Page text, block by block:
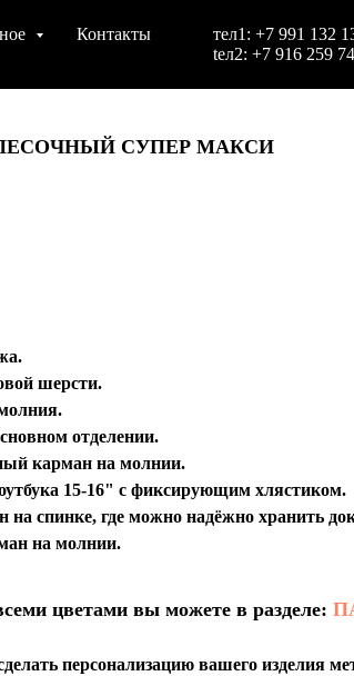
Контакты
тел1: +7 991 132
teл2: +7 916 259
ПЕСОЧНЫЙ СУПЕР МАКСИ
шерсти.
отделении.
карман на молнии.
15-16" с фиксирующим хлястиком.
на спинке, где можно надёжно хранить
на молнии.
цветами вы можете в разделе:
персонализацию вашего изделия